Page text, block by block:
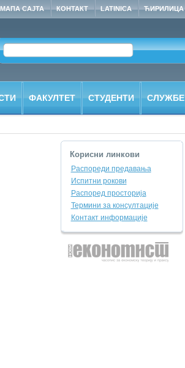
ЋИРИЛИЦА
LATINICA
КОНТАКТ
МАПА САЈТА
ФАКУЛТЕТ СТУДЕНТИ СЛУЖБЕ
Корисни линкови
Распореди предавања
Испитни рокови
Распоред просторија
Термини за консултације
Контакт информације